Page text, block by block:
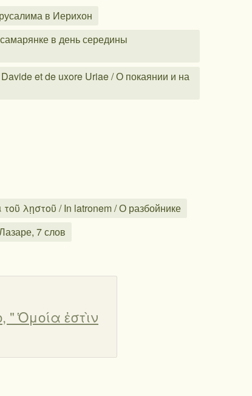
в Иерихон
в день середины
et de uxore Uriae / О покаянии и на
λῃστοῦ / In latronem / О разбойнике
7 слов
" ̔Ομοία ἐστὶν